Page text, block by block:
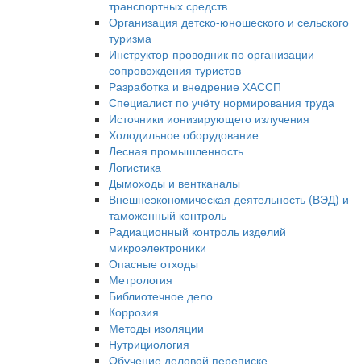
транспортных средств
Организация детско-юношеского и сельского
туризма
Инструктор-проводник по организации
сопровождения туристов
Разработка и внедрение ХАССП
Специалист по учёту нормирования труда
Источники ионизирующего излучения
Холодильное оборудование
Лесная промышленность
Логистика
Дымоходы и вентканалы
Внешнеэкономическая деятельность (ВЭД) и
таможенный контроль
Радиационный контроль изделий
микроэлектроники
Опасные отходы
Метрология
Библиотечное дело
Коррозия
Методы изоляции
Нутрициология
Обучение деловой переписке